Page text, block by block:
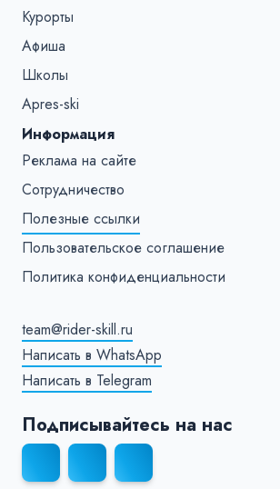
Курорты
Афиша
Школы
Apres-ski
Информация
Реклама на сайте
Сотрудничество
Полезные ссылки
Пользовательское соглашение
Политика конфиденциальности
team@rider-skill.ru
Написать в WhatsApp
Написать в Telegram
Подписывайтесь на нас